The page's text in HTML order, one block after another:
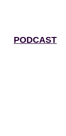
PODCAST